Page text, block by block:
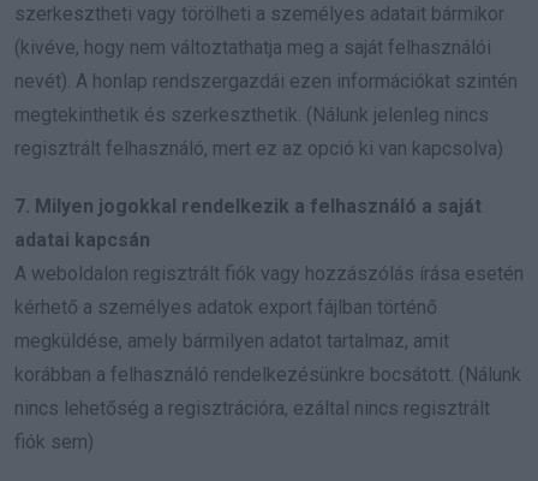
szerkesztheti vagy törölheti a személyes adatait bármikor
(kivéve, hogy nem változtathatja meg a saját felhasználói
nevét). A honlap rendszergazdái ezen információkat szintén
megtekinthetik és szerkeszthetik. (Nálunk jelenleg nincs
regisztrált felhasználó, mert ez az opció ki van kapcsolva)
7. Milyen jogokkal rendelkezik a felhasználó a saját
adatai kapcsán
A weboldalon regisztrált fiók vagy hozzászólás írása esetén
kérhető a személyes adatok export fájlban történő
megküldése, amely bármilyen adatot tartalmaz, amit
korábban a felhasználó rendelkezésünkre bocsátott. (Nálunk
nincs lehetőség a regisztrációra, ezáltal nincs regisztrált
fiók sem)